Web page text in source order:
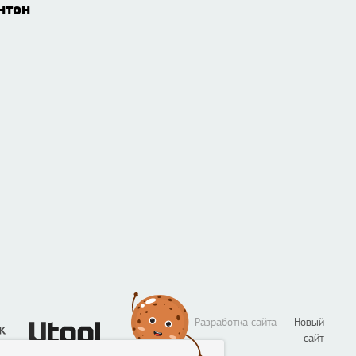
Разработка сайта — Новый
сайт